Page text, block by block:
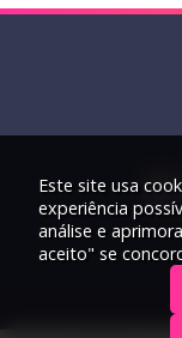
Este site usa
experiência
análise e
aceito" se